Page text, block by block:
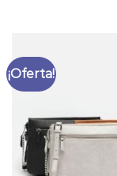
¡Oferta!